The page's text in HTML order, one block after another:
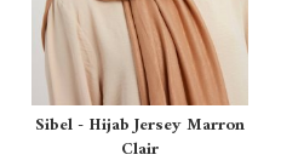
Sibel - Hijab Jersey Marron
Clair